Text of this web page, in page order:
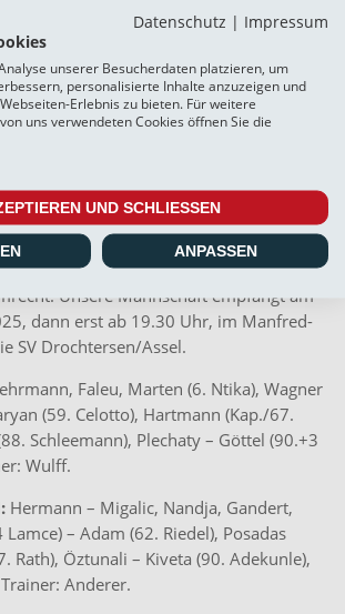
waren Torhüter Hannes Hermann,
Shafiq Nandja und Jeremy
Linksaußen Maurice Boakye.
konnten sich Doppeltorschütze
René Guder mit starken zweiten 45
ohne Ausfälle besonders
hat Weiche am kommenden
Unsere Mannschaft empfängt am
, dann erst ab 19.30 Uhr, im Manfred-
SV Drochtersen/Assel.
Faleu, Marten (6. Ntika), Wagner
(59. Celotto), Hartmann (Kap./67.
Schleemann), Plechaty – Göttel (90.+3
Wulff.
Hermann – Migalic, Nandja, Gandert,
– Adam (62. Riedel), Posadas
Rath), Öztunali – Kiveta (90. Adekunle),
Anderer.
Datenschutz | Impressum
unserer Besucherdaten platzieren, um
personalisierte Inhalte anzuzeigen und
Erlebnis zu bieten. Für weitere
uns verwendeten Cookies öffnen Sie die
UND SCHLIESSEN
ANPASSEN